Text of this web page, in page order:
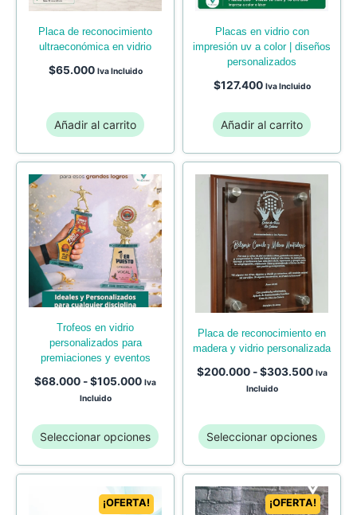
placa de reconocimiento
ultraeconómica en vidrio
$65.000 Iva Incluido
Añadir al carrito
placas en vidrio con
impresión uv a color | diseños
personalizados
$127.400 Iva Incluido
Añadir al carrito
trofeos en vidrio
personalizados para
premiaciones y eventos
$68.000 -$105.000 Iva
Incluido
Seleccionar opciones
placa de reconocimiento en
madera y vidrio personalizada
$200.000 - $303.500 Iva
Incluido
Seleccionar opciones
¡OFERTA! ¡OFERTA!